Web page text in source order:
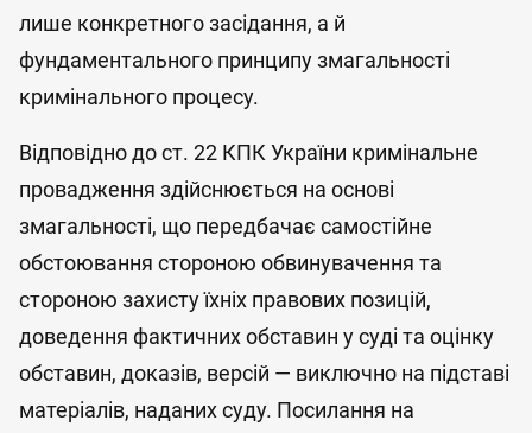
лише конкретного засідання, а й
фундаментального принципу змагальності
кримінального процесу.
Відповідно до ст. 22 КПК України кримінальне
провадження здійснюється на основі
змагальності, що передбачає самостійне
обстоювання стороною обвинувачення та
стороною захисту їхніх правових позицій,
доведення фактичних обставин у суді та оцінку
обставин, доказів, версій — виключно на підставі
матеріалів, наданих суду. Посилання на